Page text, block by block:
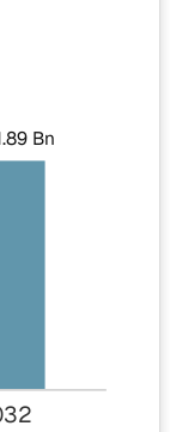
Bn